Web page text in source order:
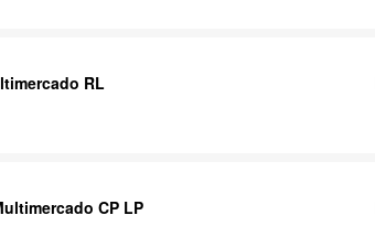
RL
CP LP